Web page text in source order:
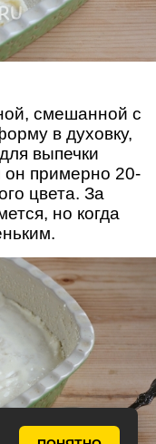
смешанной с
в духовку,
выпечки
он примерно 20-
цвета. За
но когда